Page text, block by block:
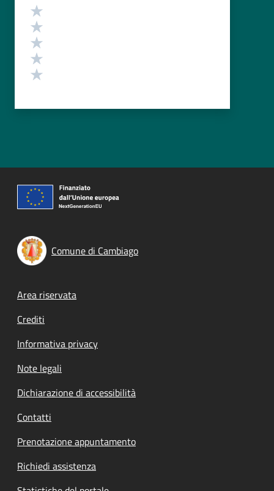
Valutazione
Comune di Cambiago
Footer menu
Area riservata
Crediti
Informativa privacy
Note legali
Dichiarazione di accessibilità
Contatti
Prenotazione appuntamento
Richiedi assistenza